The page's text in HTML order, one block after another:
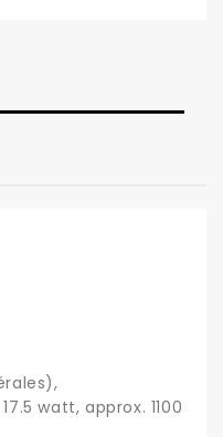
watt, approx. 1100